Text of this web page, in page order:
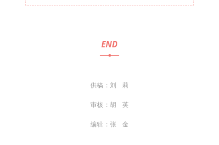
END
供稿：刘 莉
审核：胡 英
编辑：张 金